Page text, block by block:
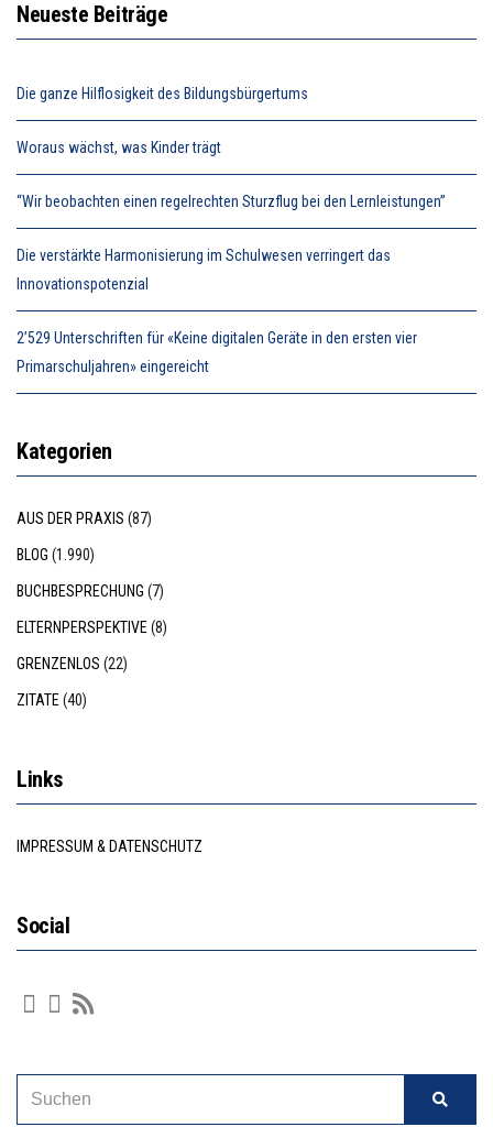
Neueste Beiträge
Die ganze Hilflosigkeit des Bildungsbürgertums
Woraus wächst, was Kinder trägt
“Wir beobachten einen regelrechten Sturzflug bei den Lernleistungen”
Die verstärkte Harmonisierung im Schulwesen verringert das
Innovationspotenzial
2’529 Unterschriften für «Keine digitalen Geräte in den ersten vier
Primarschuljahren» eingereicht
Kategorien
AUS DER PRAXIS (87)
BLOG (1.990)
BUCHBESPRECHUNG (7)
ELTERNPERSPEKTIVE (8)
GRENZENLOS (22)
ZITATE (40)
Links
IMPRESSUM & DATENSCHUTZ
Social